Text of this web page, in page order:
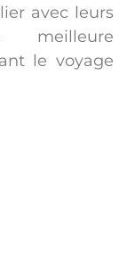
avec leurs
meilleure
le voyage